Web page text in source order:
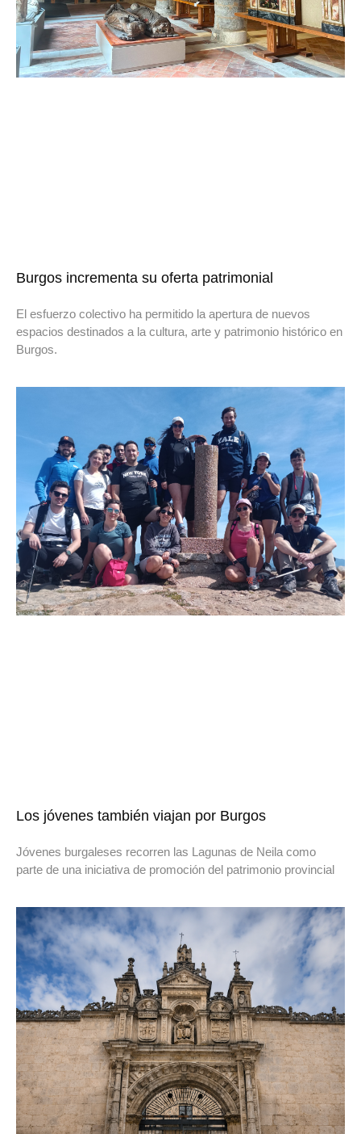
Burgos incrementa su oferta patrimonial
El esfuerzo colectivo ha permitido la apertura de nuevos
espacios destinados a la cultura, arte y patrimonio histórico en
Burgos.
Los jóvenes también viajan por Burgos
Jóvenes burgaleses recorren las Lagunas de Neila como
parte de una iniciativa de promoción del patrimonio provincial